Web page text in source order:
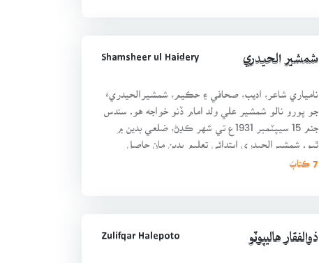
شمشير الحيدري Shamsheer ul Haidery
نامياري شاعر، اديب، صحافي ۽ حڪيم، شمشيرالحيدريءَ
جو پورو نالو شمشير علي ولد امام ڏنو خواجه هو. سندس
جنم 15 سيپٽمبر 1931ع تي شهر ڪڍڻ، ضلعي بدين ۾
ٿيو. شمشيرالحيدري ابتدائي تعليم بدين مان حاصل
7 ڪتابَ
ذوالفقار هاليپوٽو Zulifqar Halepoto